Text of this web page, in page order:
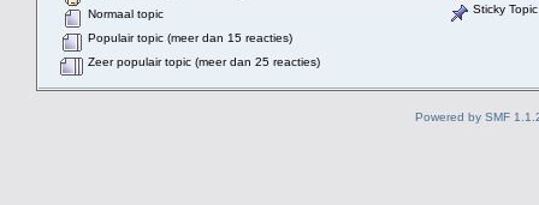
Normaal topic
Populair topic (meer dan 15 reacties)
Zeer populair topic (meer dan 25 reacties)
Sticky Topic
Powered by SMF